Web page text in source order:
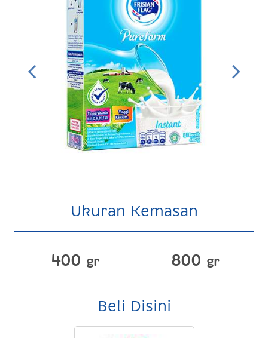
Ukuran Kemasan
400 gr 800 gr
Beli Disini